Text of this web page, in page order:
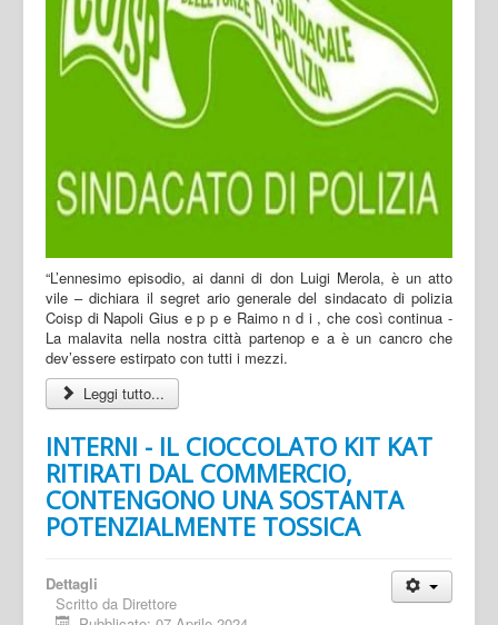
“L’ennesimo episodio, ai danni di don Luigi Merola, è un atto
vile – dichiara il segret ario generale del sindacato di polizia
Coisp di Napoli Gius e p p e Raimo n d i , che così continua -
La malavita nella nostra città partenop e a è un cancro che
dev’essere estirpato con tutti i mezzi.
Leggi tutto...
INTERNI - IL CIOCCOLATO KIT KAT
RITIRATI DAL COMMERCIO,
CONTENGONO UNA SOSTANTA
POTENZIALMENTE TOSSICA
Dettagli
Scritto da Direttore